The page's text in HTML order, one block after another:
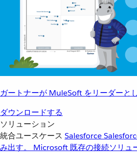
ガートナーが MuleSoft をリーダーと
ダウンロードする
ソリューション
統合ユースケース Salesforce
み出す。
Microsoft 既存の接続ソリュ